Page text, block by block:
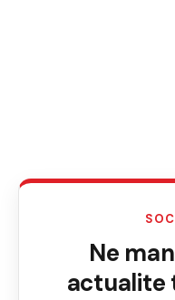
Ne
actualite